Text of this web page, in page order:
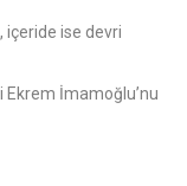
içeride ise devri
Ekrem İmamoğlu’nu